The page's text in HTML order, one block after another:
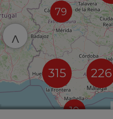
79
10
226
315
^